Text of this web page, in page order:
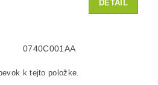
DETAIL
0740C001AA
k tejto položke.